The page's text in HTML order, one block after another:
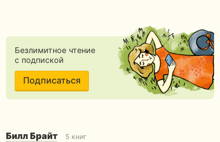
Безлимитное чтение
с подпиской
Подписаться
Билл Брайт 5 книг